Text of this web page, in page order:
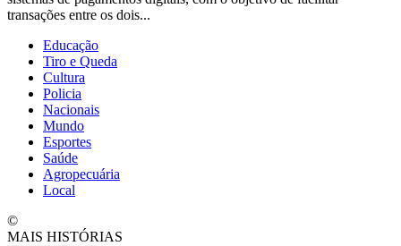
transações entre os dois...
Educação
Tiro e Queda
Cultura
Policia
Nacionais
Mundo
Esportes
Saúde
Agropecuária
Local
©
MAIS HISTÓRIAS